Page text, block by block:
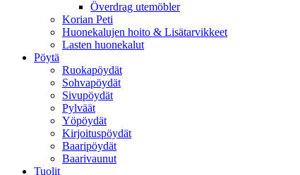
Överdrag utemöbler
Korian Peti
Huonekalujen hoito & Lisätarvikkeet
Lasten huonekalut
Pöytä
Ruokapöydät
Sohvapöydät
Sivupöydät
Pylväät
Yöpöydät
Kirjoituspöydät
Baaripöydät
Baarivaunut
Tuolit